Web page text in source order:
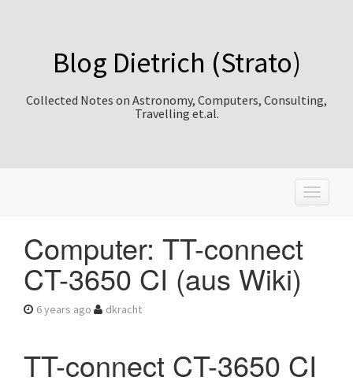
Blog Dietrich (Strato)
Collected Notes on Astronomy, Computers, Consulting,
Travelling et.al.
T
o
Computer: TT-connect
CT-3650 CI (aus Wiki)
6 years ago dkracht
TT-connect CT-3650 CI